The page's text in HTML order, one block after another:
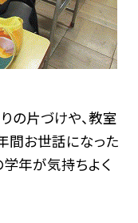
の片づけや、教室
間お世話になった
年が気持ちよく